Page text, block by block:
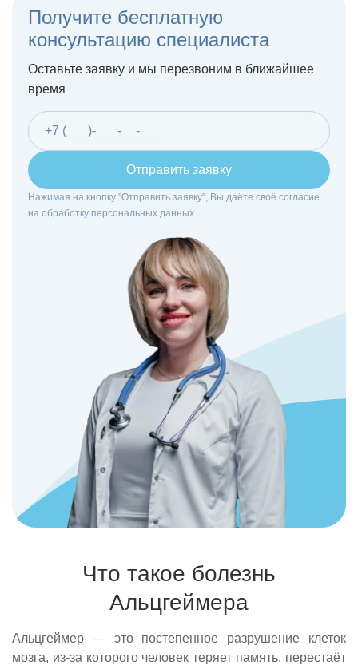
Получите бесплатную
консультацию специалиста
Оставьте заявку и мы перезвоним в ближайшее
время
Отправить заявку
Нажимая на кнопку ”Отправить заявку”, Вы даёте своё согласие
на обработку персональных данных
Что такое болезнь
Альцгеймера
Альцгеймер — это постепенное разрушение клеток
мозга, из-за которого человек теряет память, перестаёт